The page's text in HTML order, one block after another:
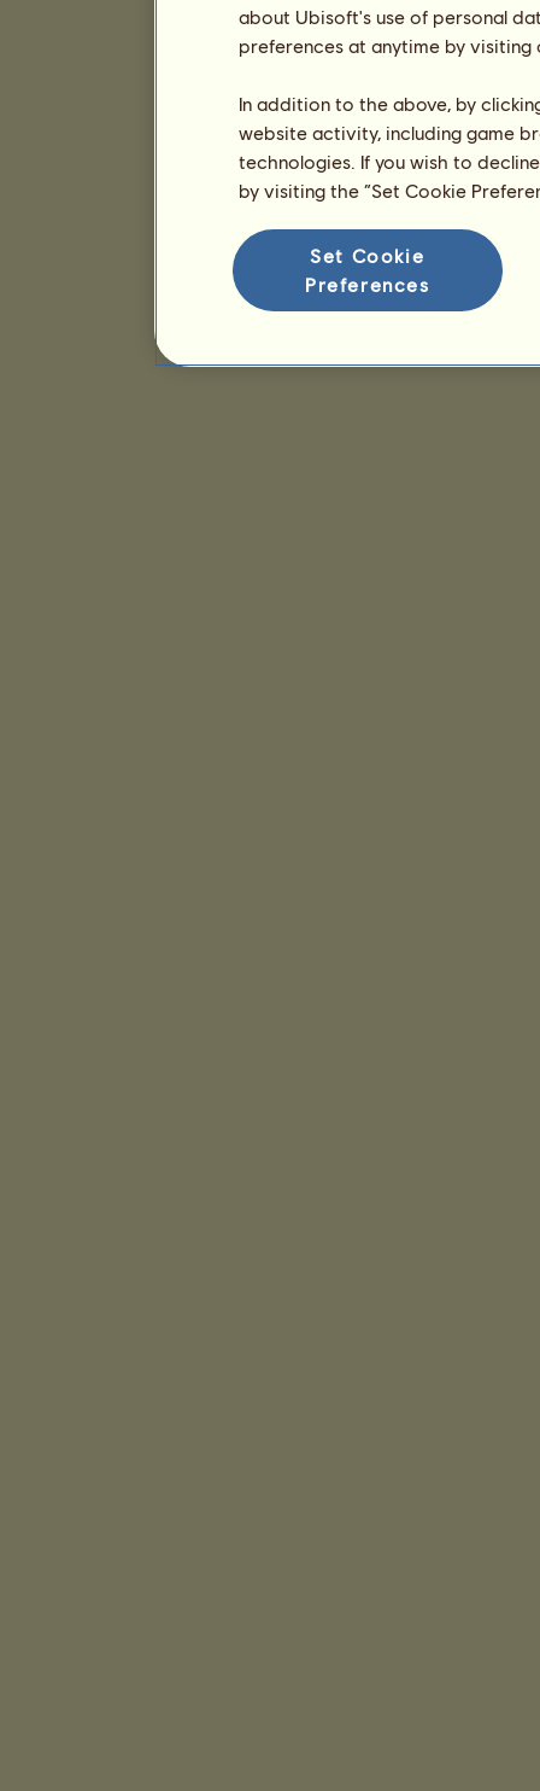
about Ubisoft's use of personal
preferences at anytime by
In addition to the above, by
website activity, including game
technologies. If you wish to
by visiting the “Set Cookie
Set Cookie
Preferences